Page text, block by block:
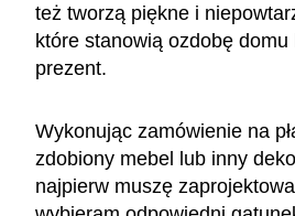
też tworzą piękne i
które stanowią ozdobę
prezent.
Wykonując zamówienie na
zdobiony mebel lub inny
najpierw muszę